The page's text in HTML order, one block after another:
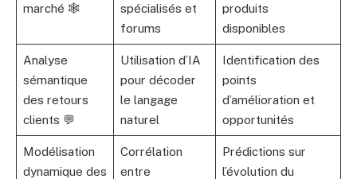
marché 🕸️
spécialisés et
forums
produits
disponibles
Analyse
sémantique
des retours
clients 💬
Utilisation d’IA
pour décoder
le langage
naturel
Identification des
points
d’amélioration et
opportunités
Modélisation
dynamique des
Corrélation
entre
Prédictions sur
l’évolution du